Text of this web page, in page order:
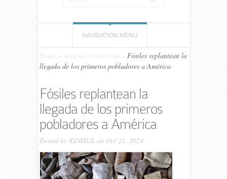
NAVIGATION MENU
Home Artículos o noticias
Fósiles replantean la
llegada de los primeros pobladores a América
Fósiles replantean la
llegada de los primeros
pobladores a América
Posted by XINHUA on Oct 21, 2024